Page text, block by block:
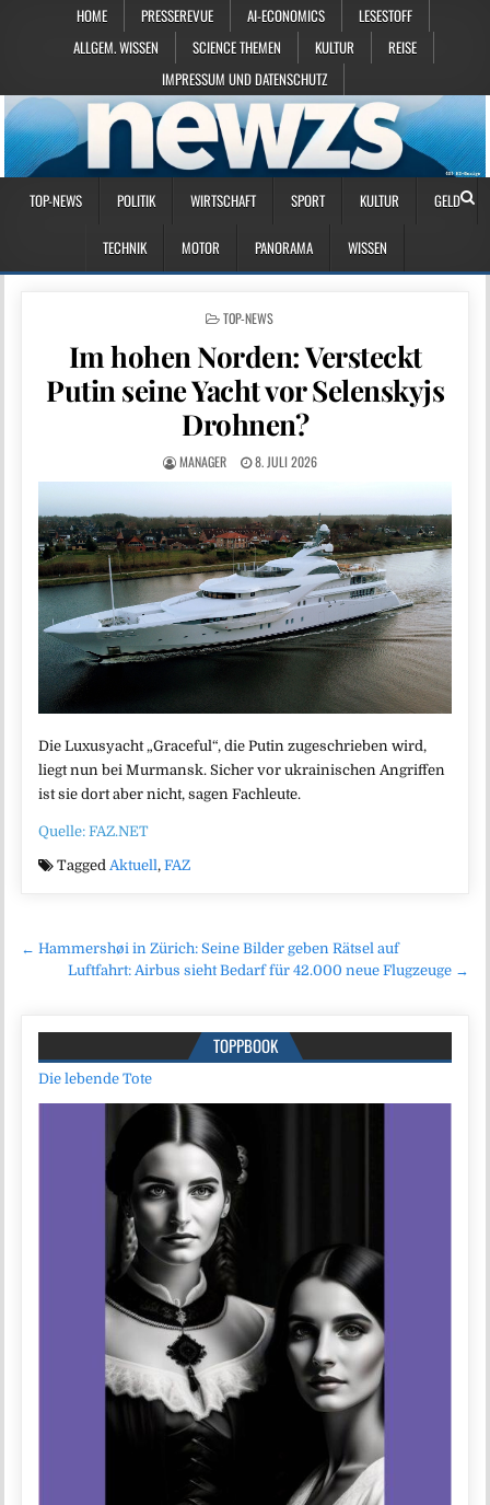
HOME PRESSEREVUE AI-ECONOMICS
LESESTOFF
ALLGEM. WISSEN
SCIENCE THEMEN KULTUR
REISE
IMPRESSUM UND DATENSCHUTZ
TOP-NEWS POLITIK WIRTSCHAFT SPORT KULTUR GELD
TECHNIK MOTOR PANORAMA WISSEN
POSTED IN
TOP-NEWS
Im hohen Norden: Versteckt
Putin seine Yacht vor Selenskyjs
Drohnen?
MANAGER 8. JULI 2026
Die Luxusyacht „Graceful“, die Putin zugeschrieben wird,
liegt nun bei Murmansk. Sicher vor ukrainischen Angriffen
ist sie dort aber nicht, sagen Fachleute.
Quelle: FAZ.NET
Tagged Aktuell ,FAZ
Beitragsnavigation
← Hammershøi in Zürich: Seine Bilder geben Rätsel auf
Luftfahrt: Airbus sieht Bedarf für 42.000 neue Flugzeuge →
TOPPBOOK
Die lebende Tote